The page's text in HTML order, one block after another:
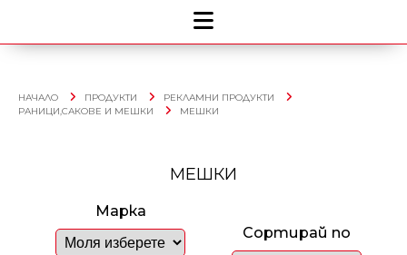
НАЧАЛО ПРОДУКТИ
РЕКЛАМНИ ПРОДУКТИ
РАНИЦИ,САКОВЕ И МЕШКИ
МЕШКИ
МЕШКИ
Марка
Сортирай по